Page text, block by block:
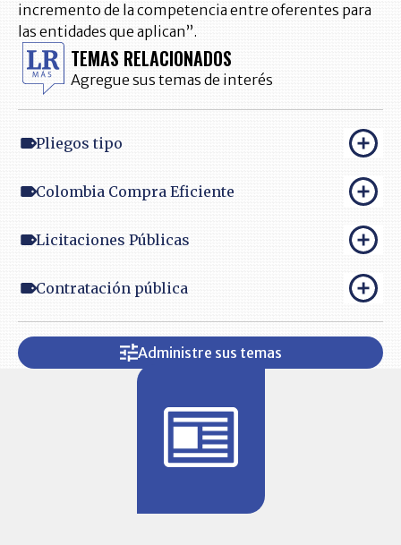
incremento de la competencia entre oferentes para
las entidades que aplican”.
TEMAS RELACIONADOS
Agregue sus temas de interés
Pliegos tipo
Colombia Compra Eficiente
Licitaciones Públicas
Contratación pública
Administre sus temas